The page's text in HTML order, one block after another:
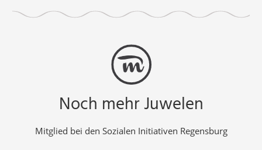
Noch mehr Juwelen
Mitglied bei den Sozialen Initiativen Regensburg